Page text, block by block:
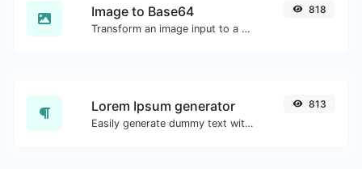
Image to Base64
Transform an image input to a Base64 string.
818
Lorem Ipsum generator
Easily generate dummy text with the Lorem Ipsum generator.
813